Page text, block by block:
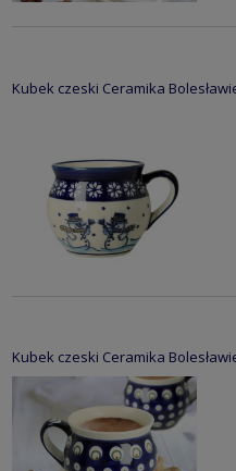
Kubek czeski Ceramika
Kubek czeski Ceramika